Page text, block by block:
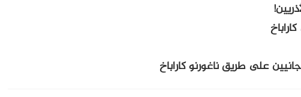
على طريق ناغورنو كاراباخ